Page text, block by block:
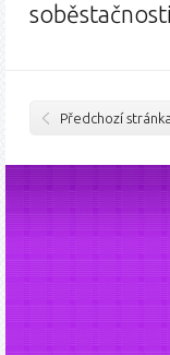
Předchozí stránka